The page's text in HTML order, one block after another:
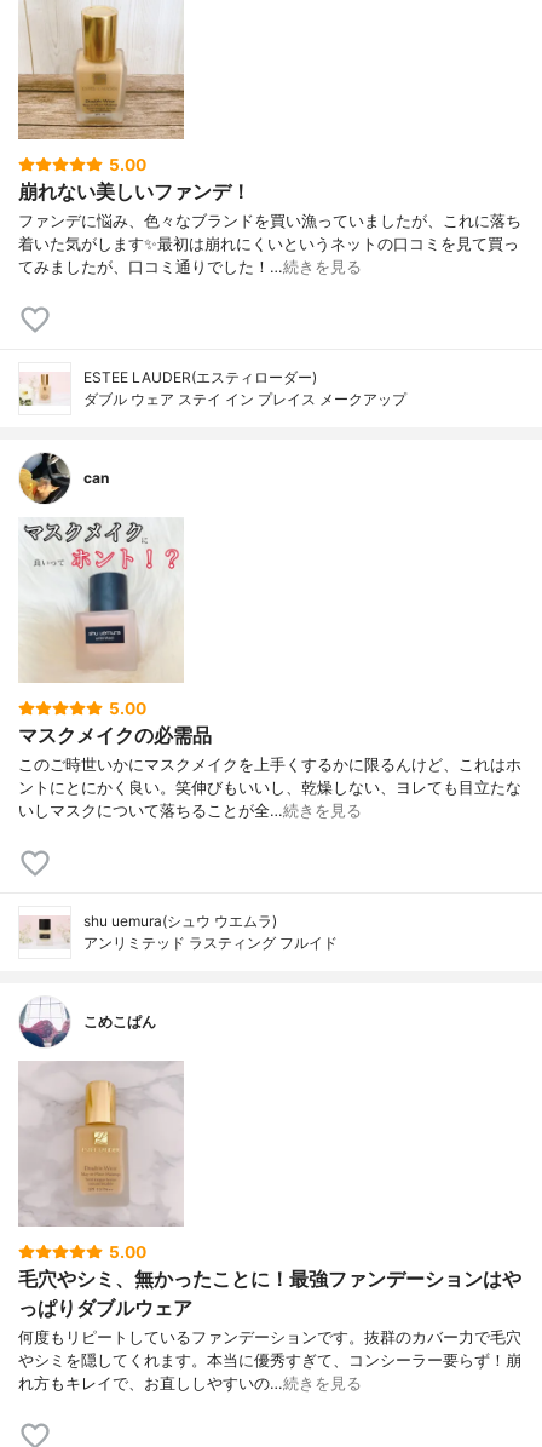
5.00
崩れない美しいファンデ！
ファンデに悩み、色々なブランドを買い漁っていましたが、これに落ち
着いた気がします✨最初は崩れにくいというネットの口コミを見て買っ
てみましたが、口コミ通りでした！…続きを見る
ESTEE LAUDER(エスティローダー)
ダブル ウェア ステイ イン プレイス メークアップ
can
5.00
マスクメイクの必需品
このご時世いかにマスクメイクを上手くするかに限るんけど、これはホ
ントにとにかく良い。笑伸びもいいし、乾燥しない、ヨレても目立たな
いしマスクについて落ちることが全…続きを見る
shu uemura(シュウ ウエムラ)
アンリミテッド ラスティング フルイド
こめこぱん
5.00
毛穴やシミ、無かったことに！最強ファンデーションはや
っぱりダブルウェア
何度もリピートしているファンデーションです。抜群のカバー力で毛穴
やシミを隠してくれます。本当に優秀すぎて、コンシーラー要らず！崩
れ方もキレイで、お直ししやすいの…続きを見る